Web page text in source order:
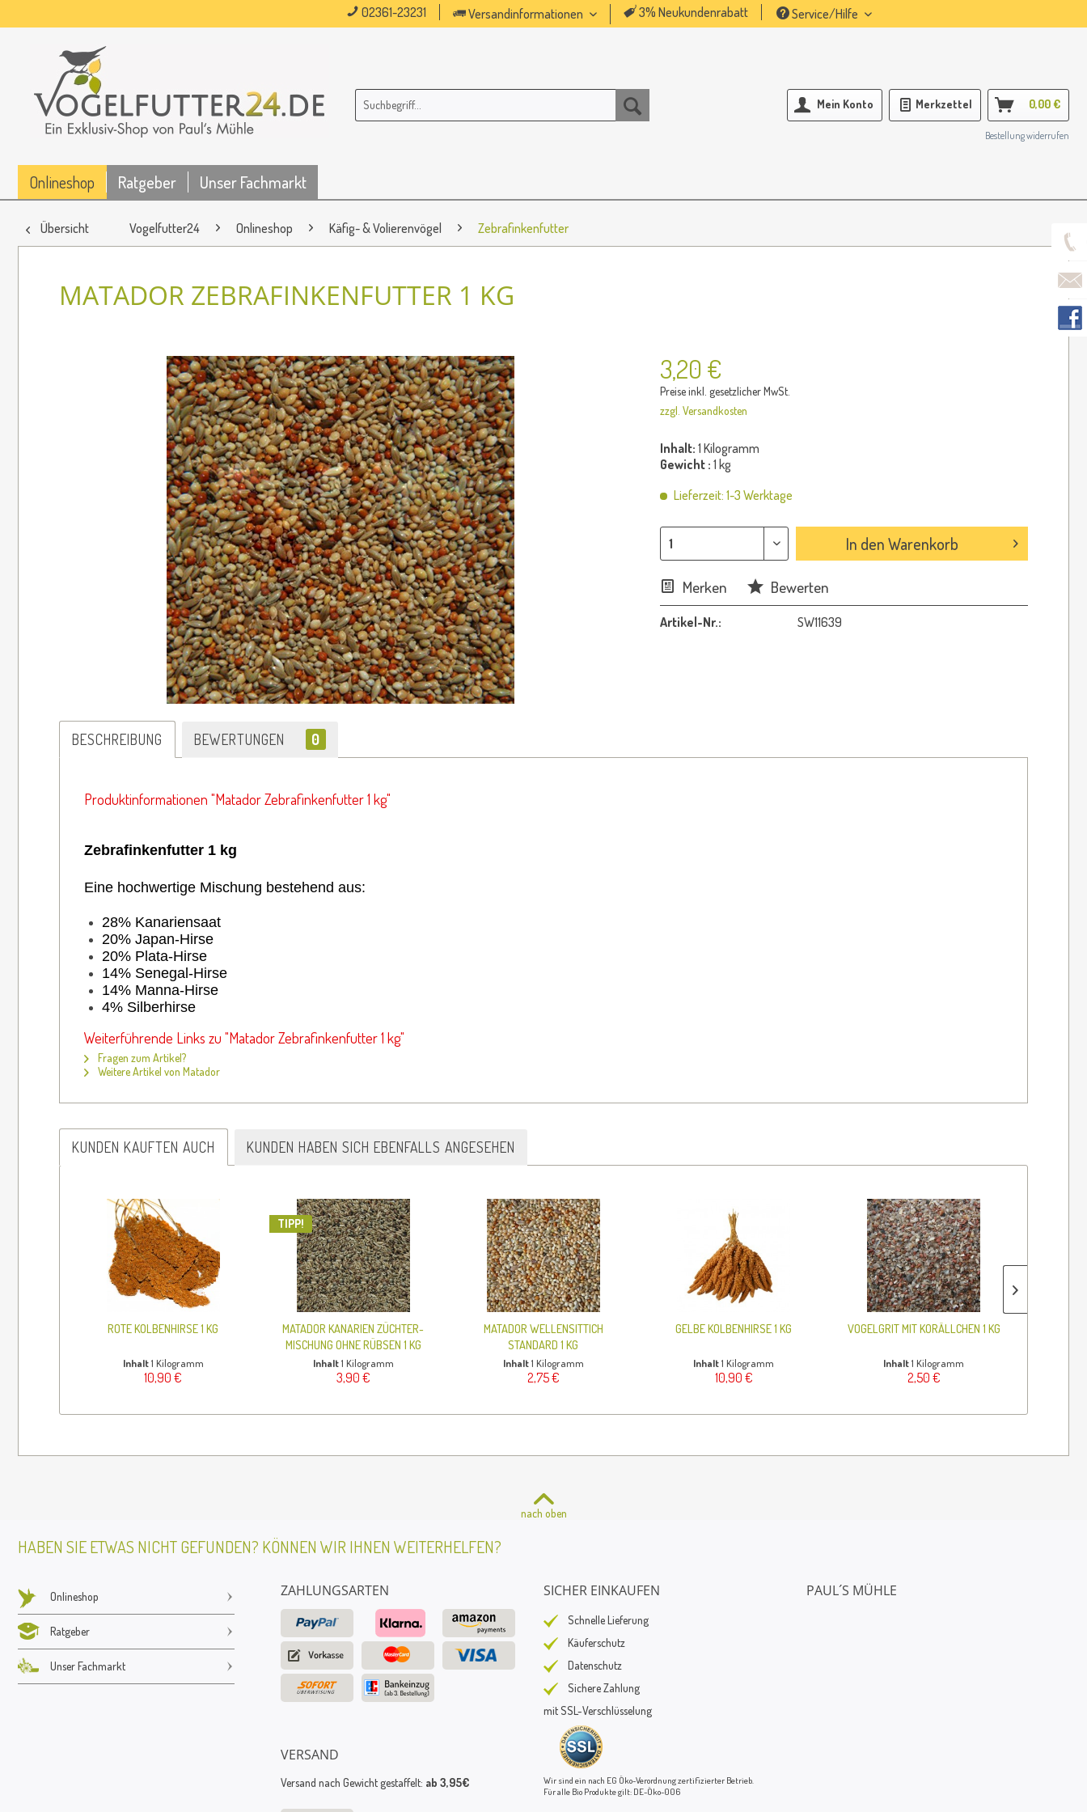
02361-23231 Versandinformationen 3% Neukundenrabatt Service/Hilfe
Mein Konto Merkzettel 0,00 €
Bestellung widerrufen
Onlineshop Ratgeber Unser Fachmarkt
Übersicht Vogelfutter24 Onlineshop Käfig- & Volierenvögel Zebrafinkenfutter
MATADOR ZEBRAFINKENFUTTER 1 KG
3,20 €
Preise inkl. gesetzlicher MwSt.
zzgl. Versandkosten
Inhalt: 1 Kilogramm
Gewicht : 1 kg
Lieferzeit: 1-3 Werktage
In denWarenkorb
Merken Bewerten
Artikel-Nr.: SW11639
BESCHREIBUNG BEWERTUNGEN 0
Produktinformationen "Matador Zebrafinkenfutter 1 kg"
Zebrafinkenfutter 1 kg
Eine hochwertige Mischung bestehend aus:
28% Kanariensaat
20% Japan-Hirse
20% Plata-Hirse
14% Senegal-Hirse
14% Manna-Hirse
4% Silberhirse
Weiterführende Links zu "Matador Zebrafinkenfutter 1 kg"
Fragen zum Artikel?
Weitere Artikel von Matador
KUNDEN KAUFTEN AUCH KUNDEN HABEN SICH EBENFALLS ANGESEHEN
ROTE KOLBENHIRSE 1 KG
Inhalt1 Kilogramm
10,90 €
TIPP!
MATADOR KANARIEN ZÜCHTER-
MISCHUNG OHNE RÜBSEN 1 KG
Inhalt1 Kilogramm
3,90 €
MATADOR WELLENSITTICH
STANDARD 1 KG
Inhalt1 Kilogramm
2,75 €
GELBE KOLBENHIRSE 1 KG
Inhalt1 Kilogramm
10,90 €
VOGELGRIT MIT KORÄLLCHEN 1 KG
Inhalt1 Kilogramm
2,50 €
nach oben
HABEN SIE ETWAS NICHT GEFUNDEN? KÖNNEN WIR IHNEN WEITERHELFEN?
Onlineshop
Ratgeber
Unser Fachmarkt
ZAHLUNGSARTEN
VERSAND
Versand nach Gewicht gestaffelt: ab 3,95€
SICHER EINKAUFEN
Schnelle Lieferung
Käuferschutz
Datenschutz
Sichere Zahlung
mit SSL-Verschlüsselung
Wir sind ein nach EG Öko-Verordnung zertifizierter Betrieb.
Für alle Bio Produkte gilt: DE-Öko-006
PAUL´S MÜHLE